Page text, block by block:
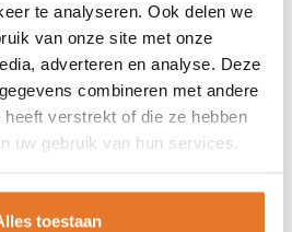
te analyseren. Ook delen we
van onze site met onze
adverteren en analyse. Deze
combineren met andere
verstrekt of die ze hebben
uw gebruik van hun services.
toestaan
jumpstart functie kun je de kluis altijd
buitengesloten.
Master Lock?
bekend om betrouwbare
dus voor bewezen kwaliteit en
al veilig opgeborgen.